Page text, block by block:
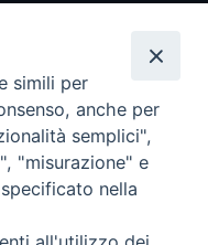
diritti riservati - Vita
simili per
anche per
semplici",
"misurazione" e
nella